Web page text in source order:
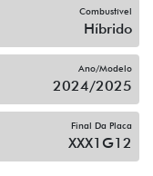
Combustível
Híbrido
Ano/Modelo
2024/2025
Final Da Placa
XXX1G12